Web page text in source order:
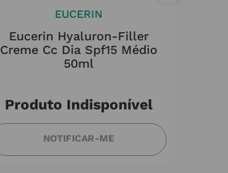
EUCERIN
Eucerin Hyaluron-Filler
Creme Cc Dia Spf15 Médio
50ml
Produto Indisponível
NOTIFICAR-ME